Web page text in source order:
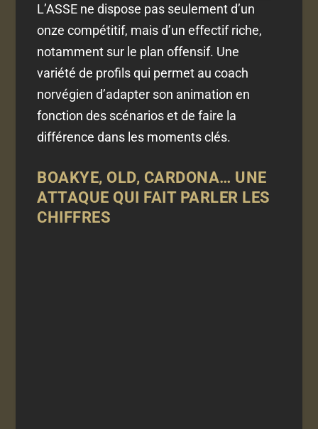
L’ASSE ne dispose pas seulement d’un
onze compétitif, mais d’un effectif riche,
notamment sur le plan offensif. Une
variété de profils qui permet au coach
norvégien d’adapter son animation en
fonction des scénarios et de faire la
différence dans les moments clés.
BOAKYE, OLD, CARDONA… UNE
ATTAQUE QUI FAIT PARLER LES
CHIFFRES